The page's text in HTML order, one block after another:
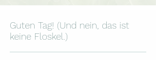
Guten Tag! (Und nein, das ist
keine Floskel.)